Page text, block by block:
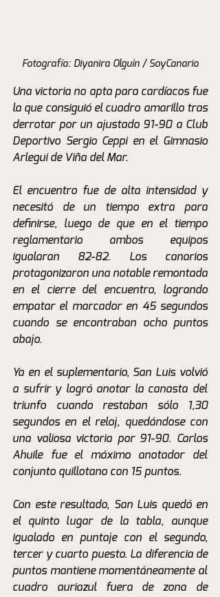
Fotografía: Diyanira Olguín / SoyCanario
Una victoria no apta para cardíacos fue
la que consiguió el cuadro amarillo tras
derrotar por un ajustado 91-90 a Club
Deportivo Sergio Ceppi en el Gimnasio
Arlegui de Viña del Mar.
El encuentro fue de alta intensidad y
necesitó de un tiempo extra para
definirse, luego de que en el tiempo
reglamentario ambos equipos
igualaran 82-82. Los canarios
protagonizaron una notable remontada
en el cierre del encuentro, logrando
empatar el marcador en 45 segundos
cuando se encontraban ocho puntos
abajo.
Ya en el suplementario, San Luis volvió
a sufrir y logró anotar la canasta del
triunfo cuando restaban sólo 1,30
segundos en el reloj, quedándose con
una valiosa victoria por 91-90. Carlos
Ahuile fue el máximo anotador del
conjunto quillotano con 15 puntos.
Con este resultado, San Luis quedó en
el quinto lugar de la tabla, aunque
igualado en puntaje con el segundo,
tercer y cuarto puesto. La diferencia de
puntos mantiene momentáneamente al
cuadro auriazul fuera de zona de